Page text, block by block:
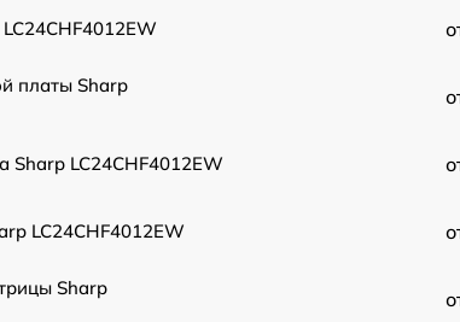
платы Sharp
Sharp LC24CHF4012EW
LC24CHF4012EW
Sharp